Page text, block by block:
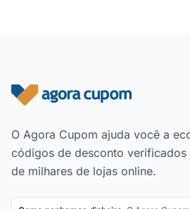
Rodapé do site
O Agora Cupom ajuda você a
códigos de desconto verificados
de milhares de lojas online.